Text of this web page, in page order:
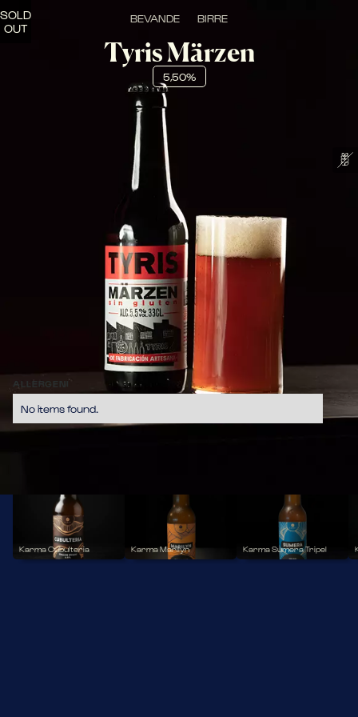
BEVANDE BIRRE
Tyris Märzen
5,50%
SOLD
OUT
Birra senza glutine con un colore ambrato in cui
predomina un sapore di malto pulito.
ALLERGENI
No items found.
Karma Cubulteria Karma Marilyn Karma Sumera Tripel